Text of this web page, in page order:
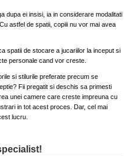
dupa ei insisi, ia in considerare modalitati
astfel de spatii, copiii nu vor mai avea
spatii de stocare a jucariilor la inceput si
personale cand vor creste.
si stilurile preferate precum se
Fii pregatit si deschis sa primesti
unei camere care creste impreuna cu
in tot acest proces. Dar, cel mai
lucru.